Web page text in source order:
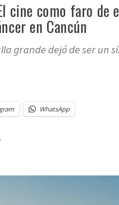
cine como faro de
en Cancún
grande dejó de ser un
WhatsApp